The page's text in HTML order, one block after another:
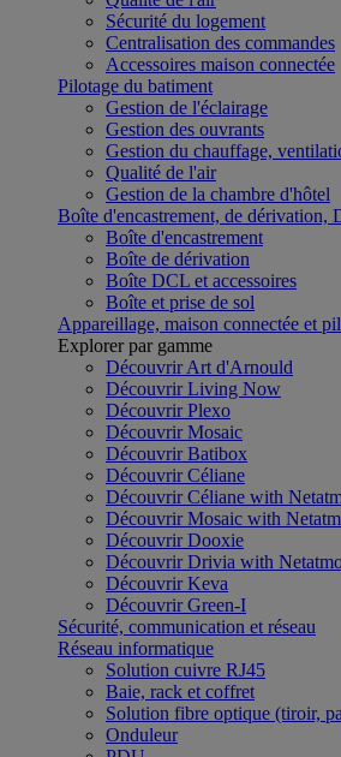
Sécurité du logement
Centralisation des commandes
Accessoires maison connectée
Pilotage du batiment
Gestion de l'éclairage
Gestion des ouvrants
Gestion du chauffage,
Qualité de l'air
Gestion de la chambre d'hôtel
Boîte d'encastrement, de dérivation,
Boîte d'encastrement
Boîte de dérivation
Boîte DCL et accessoires
Boîte et prise de sol
Appareillage, maison connectée et
Explorer par gamme
Découvrir Art d'Arnould
Découvrir Living Now
Découvrir Plexo
Découvrir Mosaic
Découvrir Batibox
Découvrir Céliane
Découvrir Céliane with
Découvrir Mosaic with
Découvrir Dooxie
Découvrir Drivia with
Découvrir Keva
Découvrir Green-I
Sécurité, communication et réseau
Réseau informatique
Solution cuivre RJ45
Baie, rack et coffret
Solution fibre optique (tiroir,
Onduleur